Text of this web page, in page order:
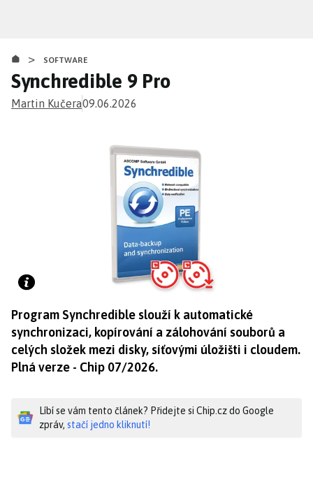
obsahu
> SOFTWARE
Synchredible 9 Pro
Martin Kučera09.06.2026
Program Synchredible slouží k automatické
synchronizaci, kopírování a zálohování souborů a
celých složek mezi disky, síťovými úložišti i cloudem.
Plná verze - Chip 07/2026.
Líbí se vám tento článek? Přidejte si Chip.cz do Google
zpráv, stačí jedno kliknutí!